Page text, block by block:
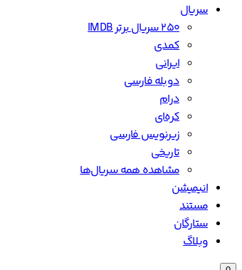
سریال
۲۵۰ سریال برتر IMDB
کمدی
ایرانی
دوبله فارسی
درام
کره‌ای
زیرنویس فارسی
تاریخی
مشاهده همه سریال‌ها
انیمیشن
مستند
ستارگان
وبلاگ